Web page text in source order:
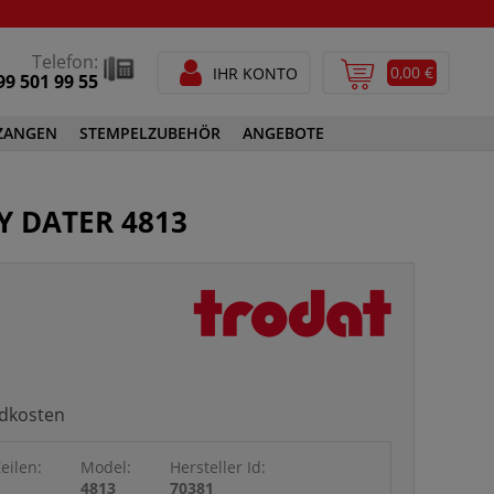
Telefon:
501 99 55
IHR KONTO 0,00 €
STEMPELZUBEHÖR
SPEZIALSTEMPELFARBEN
ANGEBOTE
DATER 4813
Model:
4813
Hersteller Id:
70381